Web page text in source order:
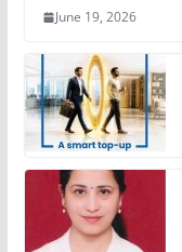
June 19, 2026